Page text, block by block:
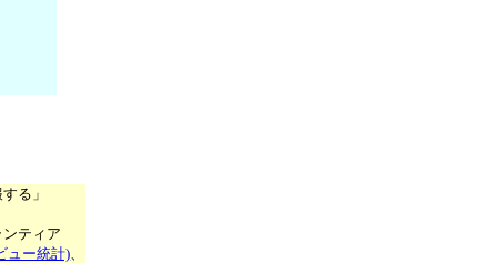
る」
ティア
ュー統計)、